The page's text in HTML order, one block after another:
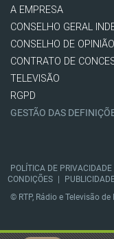
A EMPRESA
CONSELHO GERAL
CONSELHO DE OPINIÃO
CONTRATO DE
TELEVISÃO
RGPD
GESTÃO DAS
POLÍTICA DE PRIVACIDADE
CONDIÇÕES
© RTP, Rádio e Televisão